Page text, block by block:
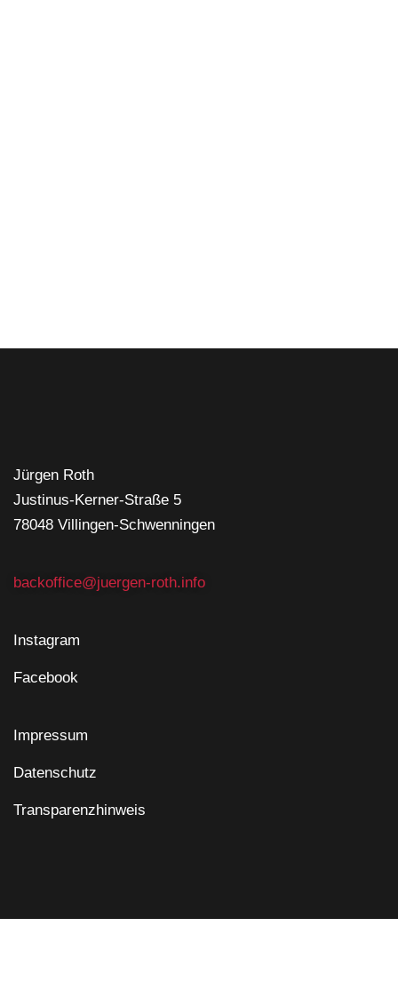
Jürgen Roth
Justinus-Kerner-Straße 5
78048 Villingen-Schwenningen
backoffice@juergen-roth.info
Instagram
Facebook
Impressum
Datenschutz
Transparenzhinweis